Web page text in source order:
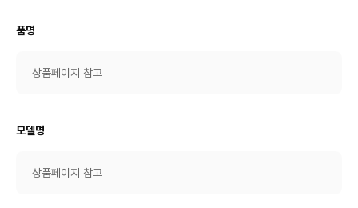
품명
상품페이지 참고
모델명
상품페이지 참고